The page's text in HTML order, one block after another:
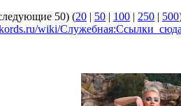
50) (20 | 50 | 100 | 250 | 500
wiki/